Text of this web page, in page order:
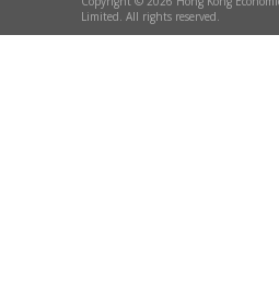
Limited. All rights reserved.